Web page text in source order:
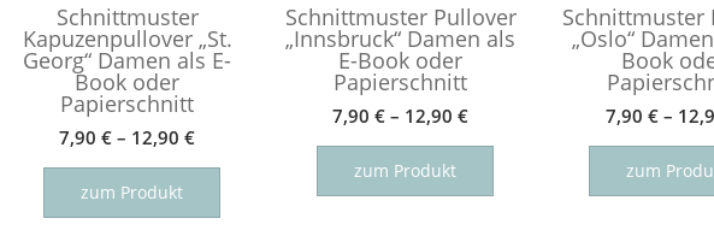
Schnittmuster
Kapuzenpullover „St.
Georg“ Damen als E-
Book oder
Papierschnitt
7,90€ – 12,90€
zum Produkt
Dieses
weist
Schnittmuster Pullover
„Innsbruck“ Damen als
E-Book oder
Papierschnitt
7,90€ – 12,90€
zum Produkt
Dieses
weist
Schnittmuster
„Oslo“
Book
7,90 €–
zum